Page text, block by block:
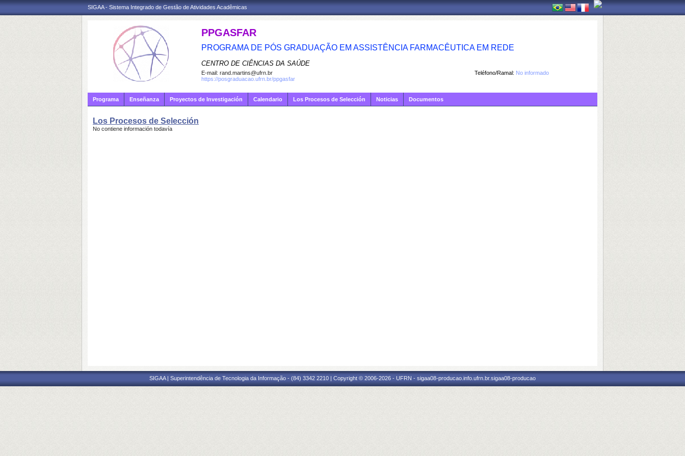
SIGAA - Sistema Integrado de Gestão de Atividades Acadêmicas
PPGASFAR
PROGRAMA DE PÓS GRADUAÇÃO EM ASSISTÊNCIA FARMACÊUTICA EM REDE
CENTRO DE CIÊNCIAS DA SAÚDE
Teléfono/Ramal: No informado
E-mail: rand.martins@ufrn.br
https://posgraduacao.ufrn.br/ppgasfar
Programa Enseñanza Proyectos de Investigación Calendario Los Procesos de Selección Noticias Documentos
Los Procesos de Selección
No contiene información todavía
SIGAA | Superintendência de Tecnologia da Informação - (84) 3342 2210 | Copyright © 2006-2026 - UFRN - sigaa08-producao.info.ufrn.br.sigaa08-producao